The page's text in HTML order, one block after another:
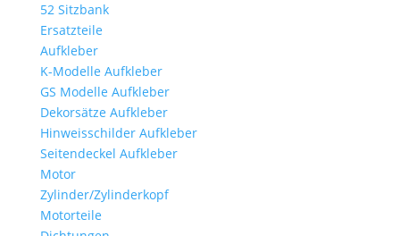
52 Sitzbank
Ersatzteile
Aufkleber
K-Modelle Aufkleber
GS Modelle Aufkleber
Dekorsätze Aufkleber
Hinweisschilder Aufkleber
Seitendeckel Aufkleber
Motor
Zylinder/Zylinderkopf
Motorteile